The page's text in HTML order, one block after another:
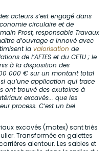
acteurs s’est engagé dans
circulaire et de
Prost, responsable Travaux
d’ouvrage a innové avec
la valorisation de
de l’AFTES et du CETU ; le
à la disposition des
000 € sur un montant total
qu’une application qui trace
ont trouvé des exutoires à
excavés... que les
process. C’est un bel
excavés (matex) sont triés
Transformée en galettes
alentour. Les sables et